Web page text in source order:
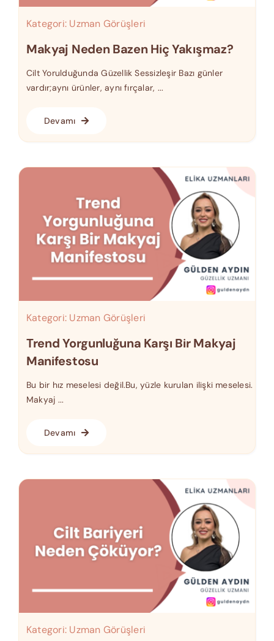
Kategori: Uzman Görüşleri
Makyaj Neden Bazen Hiç Yakışmaz?
Cilt Yorulduğunda Güzellik Sessizleşir Bazı günler
vardır;aynı ürünler, aynı fırçalar, ...
Devamı
Kategori: Uzman Görüşleri
Trend Yorgunluğuna Karşı Bir Makyaj
Manifestosu
Bu bir hız meselesi değil.Bu, yüzle kurulan ilişki meselesi.
Makyaj ...
Devamı
Kategori: Uzman Görüşleri